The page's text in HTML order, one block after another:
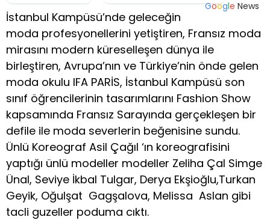
Google News
İstanbul Kampüsü’nde geleceğin
moda profesyonellerini yetiştiren, Fransız moda
mirasını modern küreselleşen dünya ile
birleştiren, Avrupa’nın ve Türkiye’nin önde gelen
moda okulu IFA PARİS, İstanbul Kampüsü son
sınıf öğrencilerinin tasarımlarını Fashion Show
kapsamında Fransız Sarayında gerçekleşen bir
defile ile moda severlerin beğenisine sundu.
Ünlü Koreograf Asil Çağıl ‘ın koreografisini
yaptığı ünlü modeller modeller Zeliha Çal Simge
Ünal, Seviye İkbal Tulgar, Derya Ekşioğlu,Turkan
Geyik, Oğulşat Gagşalova, Melissa Aslan gibi
tacli guzeller poduma cıktı.